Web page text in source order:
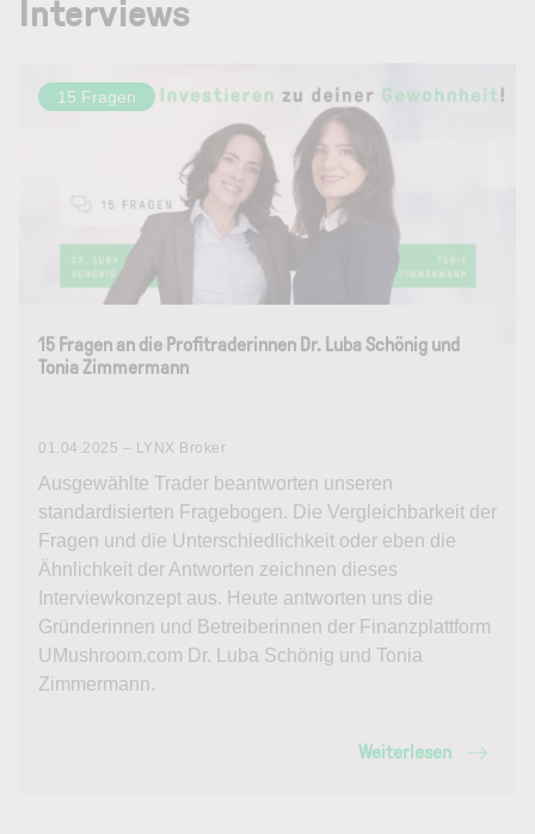
Interviews
15 Fragen
15 Fragen an die Profitraderinnen Dr. Luba Schönig und
Tonia Zimmermann
01.04.2025 – LYNX Broker
Ausgewählte Trader beantworten unseren
standardisierten Fragebogen. Die Vergleichbarkeit der
Fragen und die Unterschiedlichkeit oder eben die
Ähnlichkeit der Antworten zeichnen dieses
Interviewkonzept aus. Heute antworten uns die
Gründerinnen und Betreiberinnen der Finanzplattform
UMushroom.com Dr. Luba Schönig und Tonia
Zimmermann.
Weiterlesen